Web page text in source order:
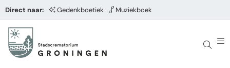
Direct naar: Gedenkboetiek Muziekboek